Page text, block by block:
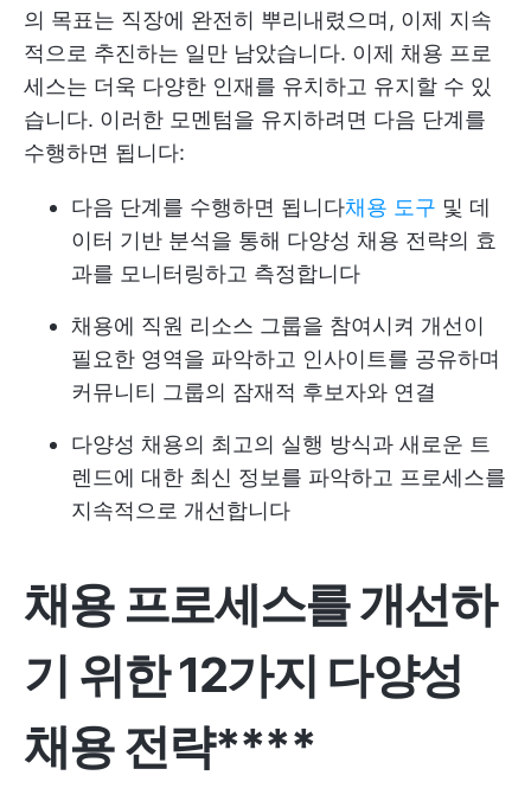
의 목표는 직장에 완전히 뿌리내렸으며, 이제 지속
적으로 추진하는 일만 남았습니다. 이제 채용 프로
세스는 더욱 다양한 인재를 유치하고 유지할 수 있
습니다. 이러한 모멘텀을 유지하려면 다음 단계를
수행하면 됩니다:
다음 단계를 수행하면 됩니다채용 도구 및 데
이터 기반 분석을 통해 다양성 채용 전략의 효
과를 모니터링하고 측정합니다
채용에 직원 리소스 그룹을 참여시켜 개선이
필요한 영역을 파악하고 인사이트를 공유하며
커뮤니티 그룹의 잠재적 후보자와 연결
다양성 채용의 최고의 실행 방식과 새로운 트
렌드에 대한 최신 정보를 파악하고 프로세스를
지속적으로 개선합니다
채용 프로세스를 개선하
기 위한 12가지 다양성
채용 전략****